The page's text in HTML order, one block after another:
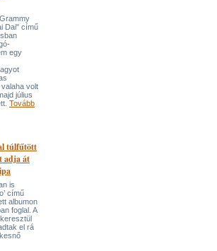
Dai" című
egy
volt
július
Tovább
túlfűtött
adja át
is
című
albumon
foglal. A
el rá